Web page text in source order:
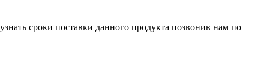
сроки поставки данного продукта позвонив нам по